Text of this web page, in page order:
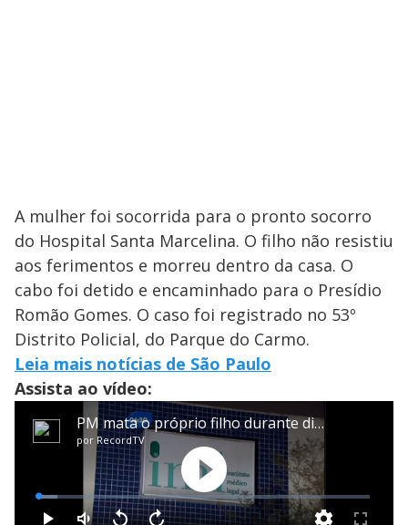
A mulher foi socorrida para o pronto socorro
do Hospital Santa Marcelina. O filho não resistiu
aos ferimentos e morreu dentro da casa. O
cabo foi detido e encaminhado para o Presídio
Romão Gomes. O caso foi registrado no 53º
Distrito Policial, do Parque do Carmo.
Leia mais notícias de São Paulo
Assista ao vídeo: